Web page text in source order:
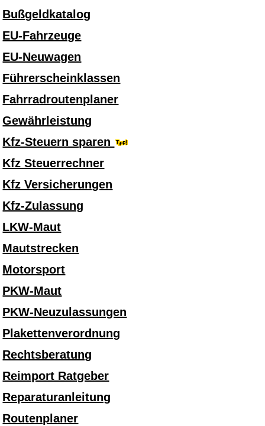
Bußgeldkatalog
EU-Fahrzeuge
EU-Neuwagen
Führerscheinklassen
Fahrradroutenplaner
Gewährleistung
Kfz-Steuern sparen
Kfz Steuerrechner
Kfz Versicherungen
Kfz-Zulassung
LKW-Maut
Mautstrecken
Motorsport
PKW-Maut
PKW-Neuzulassungen
Plakettenverordnung
Rechtsberatung
Reimport Ratgeber
Reparaturanleitung
Routenplaner